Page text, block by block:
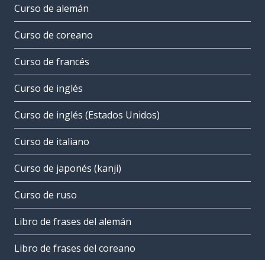
Curso de alemán
Curso de coreano
Curso de francés
Curso de inglés
Curso de inglés (Estados Unidos)
Curso de italiano
Curso de japonés (kanji)
Curso de ruso
Libro de frases del alemán
Libro de frases del coreano